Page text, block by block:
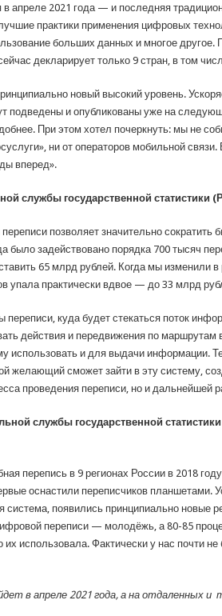
в апреле 2021 года — и последняя
практики применения цифровых
больших данных и многое
декларирует только 9 стран, в том
новый высокий уровень.
подведены и опубликованы уже на
При этом хотел почеркнуть: мы не
ни от операторов мобильной
вперед».
службы государственной статистики
позволяет значительно
было задействовано порядка 700 тысяч
65 млрд рублей. Когда мы изменили в
практически вдвое — до 33 млрд
куда будет стекаться поток
действия и передвижения по маршрутам
использовать и для выдачи информации.
желающий сможет зайти в эту систему,
проведения переписи, но и дальнейшей
службы государственной статистики
перепись в 9 регионах России в 2018
оснастили переписчиков планшетами.
появились принципиально новые
переписи — молодёжь, а 80-85
использовала. Фактически у нас почти
в апреле 2021 года, а на отдаленных